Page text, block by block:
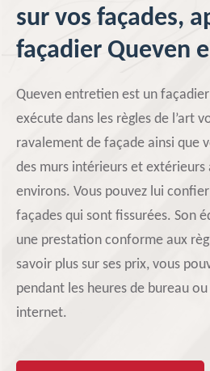
sur vos façades,
façadier Queven
Queven entretien est un
exécute dans les règles de l’art
ravalement de façade ainsi que
des murs intérieurs et extérieurs
environs. Vous pouvez lui
façades qui sont fissurées. Son
une prestation conforme aux
savoir plus sur ses prix, vous
pendant les heures de bureau
internet.